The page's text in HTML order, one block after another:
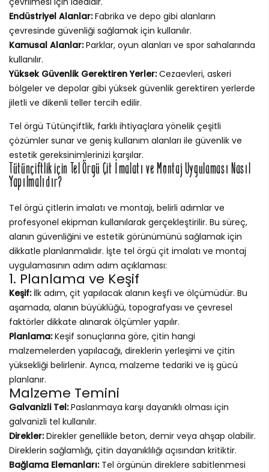
Endüstriyel Alanlar:Fabrika ve depo gibi alanların
çevresinde güvenliği sağlamak için kullanılır.
Kamusal Alanlar:Parklar, oyun alanları ve spor sahalarında
kullanılır.
Yüksek Güvenlik Gerektiren Yerler:Cezaevleri, askeri
bölgeler ve depolar gibi yüksek güvenlik gerektiren yerlerde
jiletli ve dikenli teller tercih edilir.
Tel örgü Tütünçiftlik, farklı ihtiyaçlara yönelik çeşitli
çözümler sunar ve geniş kullanım alanları ile güvenlik ve
estetik gereksinimlerinizi karşılar.
Tütünçiftlik için Tel Örgü Çit İmalatı ve Montaj Uygulaması Nasıl
Yapılmalıdır?
Tel örgü çitlerin imalatı ve montajı, belirli adımlar ve
profesyonel ekipman kullanılarak gerçekleştirilir. Bu süreç,
alanın güvenliğini ve estetik görünümünü sağlamak için
dikkatle planlanmalıdır. İşte tel örgü çit imalatı ve montaj
uygulamasının adım adım açıklaması:
1. Planlama ve Keşif
Keşif:İlk adım, çit yapılacak alanın keşfi ve ölçümüdür. Bu
aşamada, alanın büyüklüğü, topografyası ve çevresel
faktörler dikkate alınarak ölçümler yapılır.
Planlama:Keşif sonuçlarına göre, çitin hangi
malzemelerden yapılacağı, direklerin yerleşimi ve çitin
yüksekliği belirlenir. Ayrıca, malzeme tedariki ve iş gücü
planlanır.
Malzeme Temini
Galvanizli Tel:Paslanmaya karşı dayanıklı olması için
galvanizli tel kullanılır.
Direkler:Direkler genellikle beton, demir veya ahşap olabilir.
Direklerin sağlamlığı, çitin dayanıklılığı açısından kritiktir.
Bağlama Elemanları:Tel örgünün direklere sabitlenmesi